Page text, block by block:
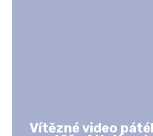
Vítězné video